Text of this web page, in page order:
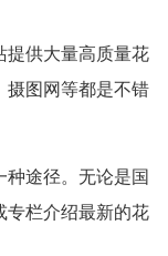
提供大量高质量花
摄图网等都是不错
途径。无论是国
专栏介绍最新的花